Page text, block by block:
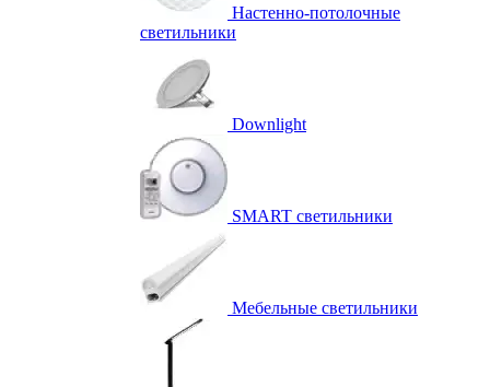
Настенно-потолочные
светильники
Downlight
SMART светильники
Мебельные светильники